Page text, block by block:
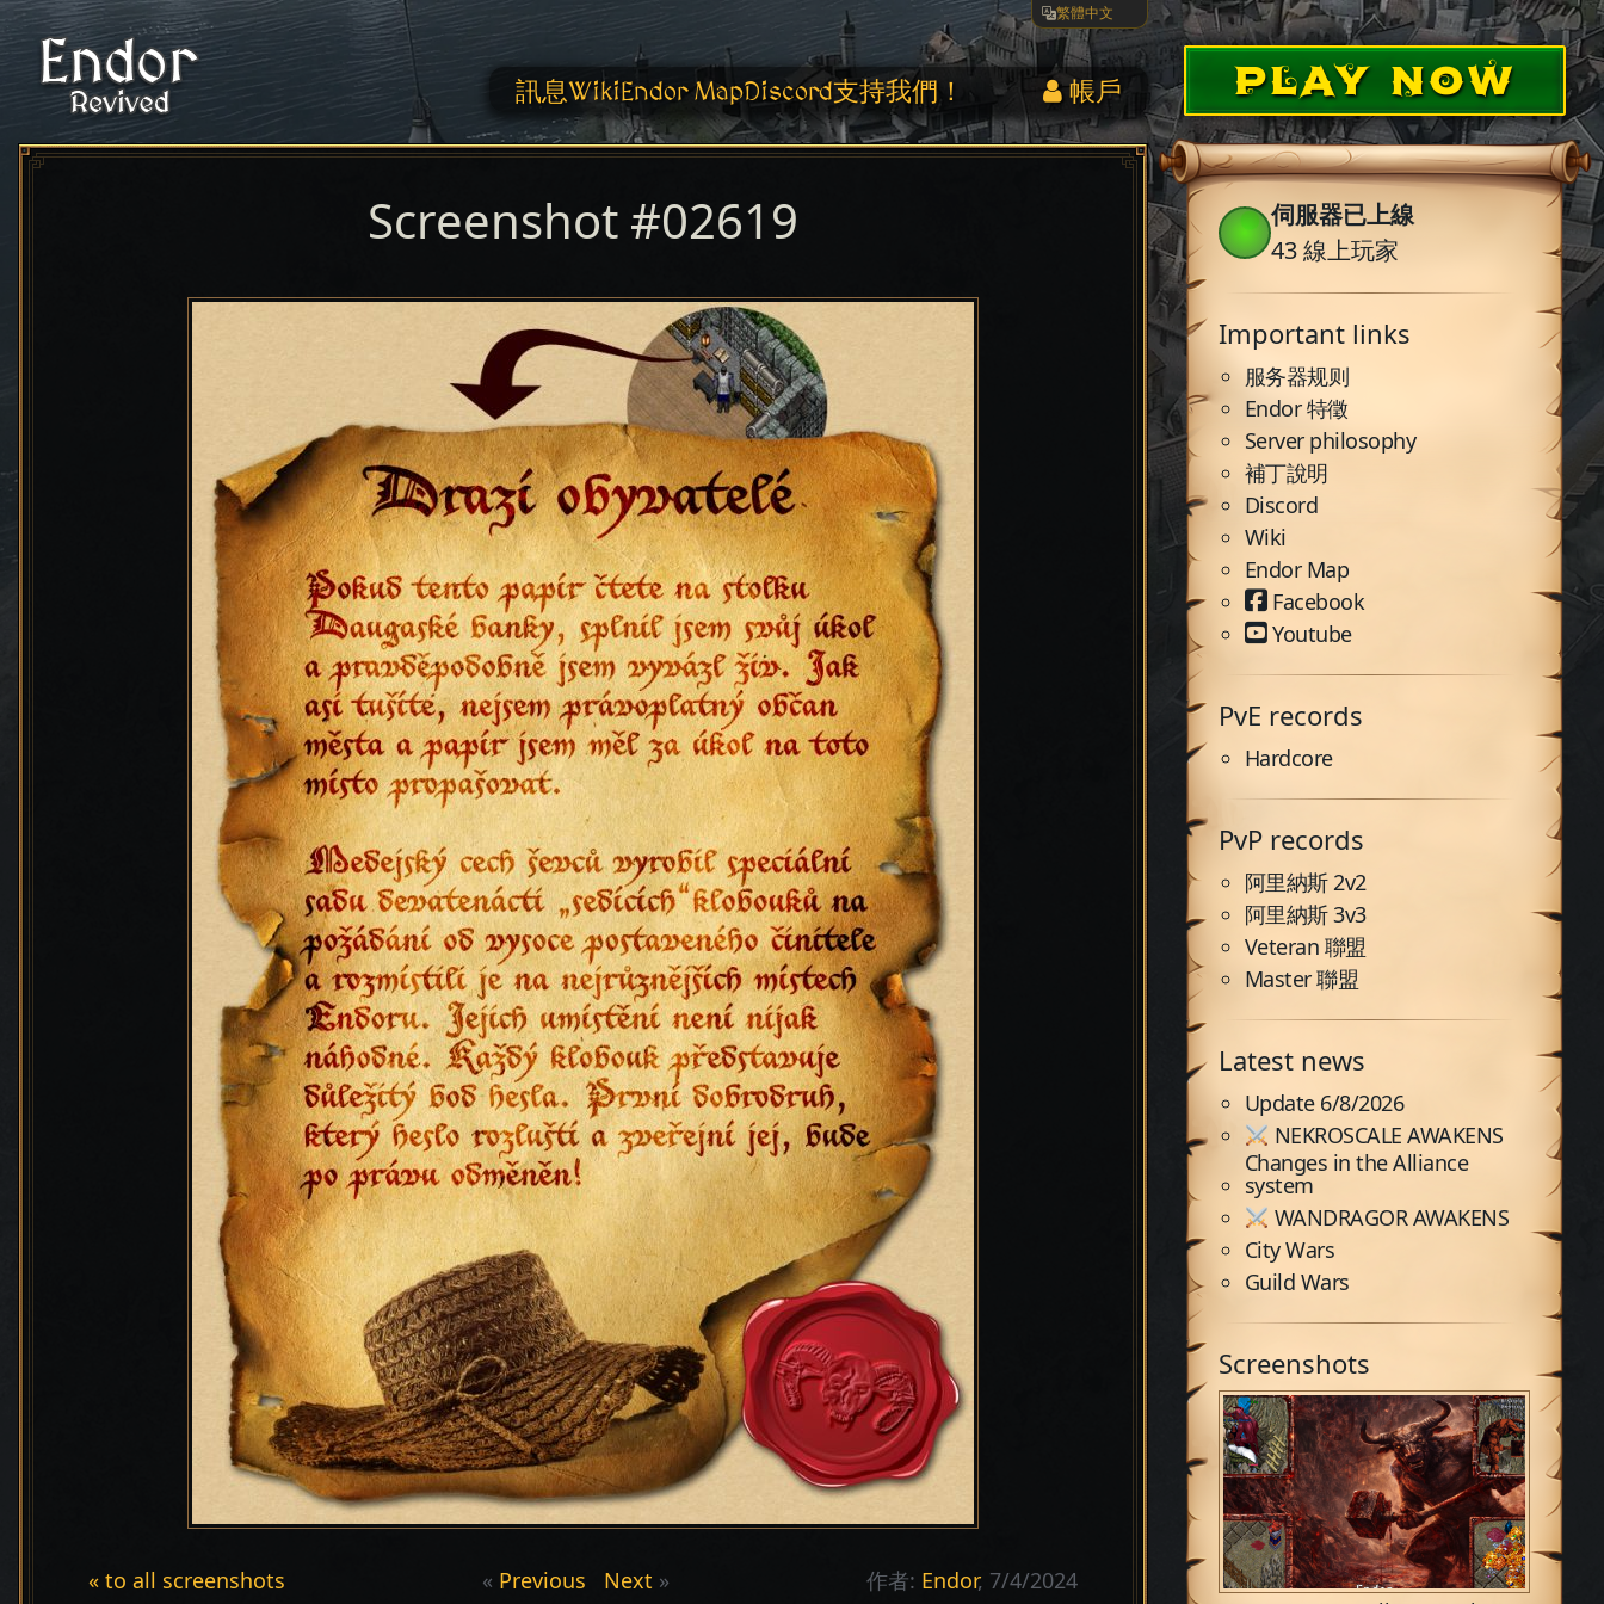
繁體中文
訊息WikiEndor MapDiscord支持我們！ 帳戶
Screenshot #02619
« to all screenshots « Previous Next » 作者: Endor, 7/4/2024
PLAY NOW
伺服器已上線
43線上玩家
Important links
服务器规则
Endor 特徵
Server philosophy
補丁說明
Discord
Wiki
Endor Map
Facebook
Youtube
PvE records
Hardcore
PvP records
阿里納斯 2v2
阿里納斯 3v3
Veteran 聯盟
Master 聯盟
Latest news
Update 6/8/2026
NEKROSCALE AWAKENS
Changes in the Alliance
system
WANDRAGOR AWAKENS
City Wars
Guild Wars
Screenshots